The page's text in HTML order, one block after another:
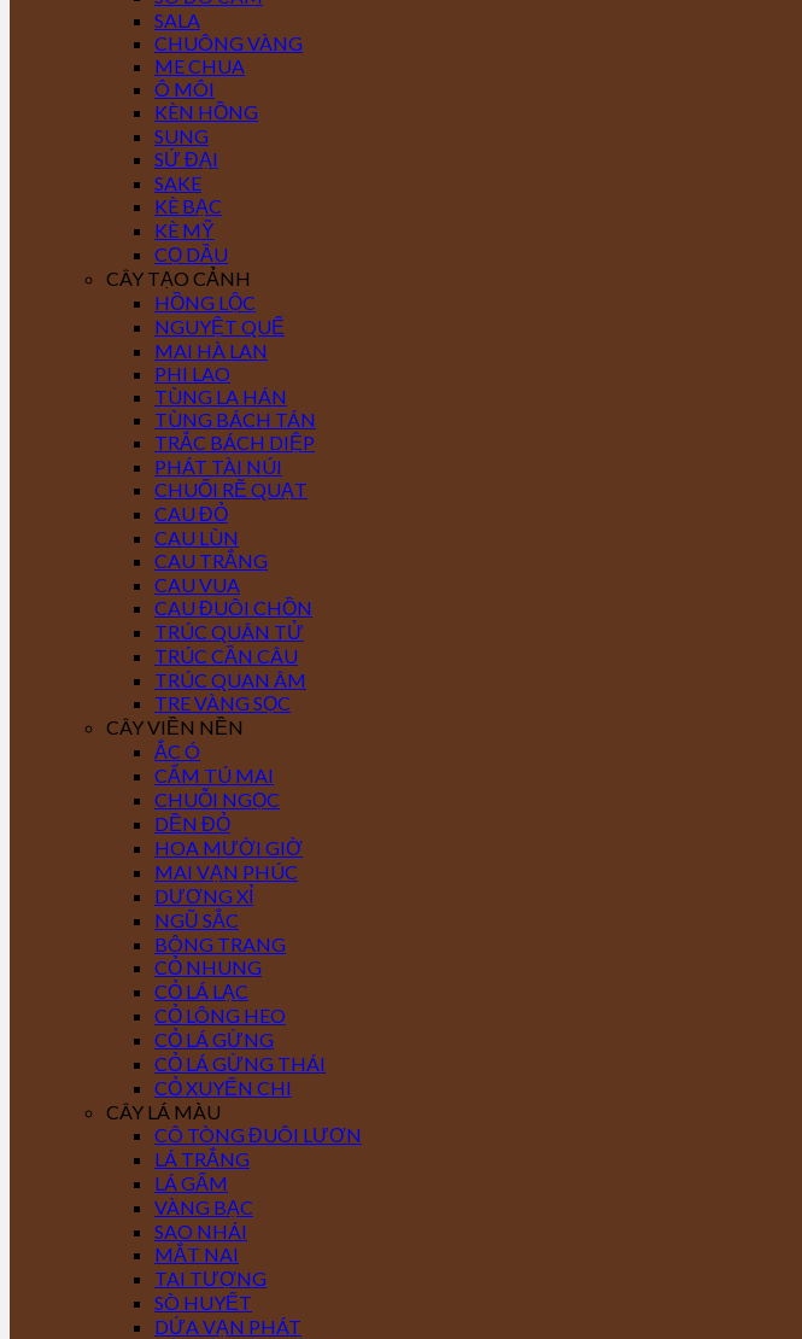
SALA
CHUÔNG VÀNG
ME CHUA
Ô MÔI
KÈN HỒNG
SUNG
SỨ ĐẠI
SAKE
KÈ BẠC
KÈ MỸ
CỌ DẦU
CÂY TẠO CẢNH
HỒNG LỘC
NGUYỆT QUẾ
MAI HÀ LAN
PHI LAO
TÙNG LA HÁN
TÙNG BÁCH TÁN
TRẮC BÁCH DIỆP
PHÁT TÀI NÚI
CHUỐI RẼ QUẠT
CAU ĐỎ
CAU LÙN
CAU TRẮNG
CAU VUA
CAU ĐUÔI CHỒN
TRÚC QUÂN TỬ
TRÚC CẦN CÂU
TRÚC QUAN ÂM
TRE VÀNG SỌC
CÂY VIỀN NỀN
ẮC Ó
CẨM TÚ MAI
CHUỖI NGỌC
DỀN ĐỎ
HOA MƯỜI GIỜ
MAI VẠN PHÚC
DƯƠNG XỈ
NGŨ SẮC
BÔNG TRANG
CỎ NHUNG
CỎ LÁ LẠC
CỎ LÔNG HEO
CỎ LÁ GỪNG
CỎ LÁ GỪNG THÁI
CỎ XUYẾN CHI
CÂY LÁ MÀU
CÔ TÒNG ĐUÔI LƯƠN
LÁ TRẮNG
LÁ GẤM
VÀNG BẠC
SAO NHÁI
MẮT NAI
TAI TƯỢNG
SÒ HUYẾT
DỨA VẠN PHÁT